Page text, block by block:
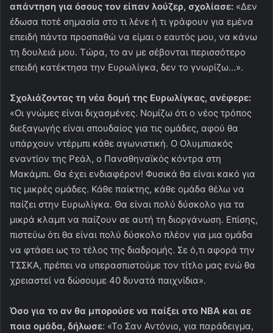
απάντηση για όσους τον είπαν λούζερ, σχολίασε: «Δεν
έδωσα ποτέ σημασία στο τι λένε ή τι γράφουν για εμένα
επειδή πάντα προσπαθώ να είμαι ο εαυτός μου, να κάνω
τη δουλειά μου. Τώρα, το αν με σέβονται περισσότερο
επειδή κατέκτησα την Ευρωλίγκα, δεν το γνωρίζω…».
Σχολιάζοντας τη νέα δομή της Ευρωλίγκας, ανέφερε:
«Οι γνώμες είναι διχασμένες. Νομίζω ότι ο νέος τρόπος
διεξαγωγής είναι σπουδαίος για τις ομάδες, αφού θα
υπάρχουν ντέρμπι κάθε αγωνιστική. Ο Ολυμπιακός
εναντίον της Ρεάλ, ο Παναθηναϊκός κόντρα στη
Μακάμπι. Θα έχει ενδιαφέρον! Φυσικά θα είναι κακό για
τις μικρές ομάδες. Κάθε παίκτης, κάθε ομάδα θέλω να
παίζει στην Ευρωλίγκα. Θα είναι πολύ δύσκολο για τα
μικρά κλαμπ να παίζουν σε αυτή τη διοργάνωση. Επίσης,
πιστεύω ότι θα είναι πολύ δύσκολο πλέον για μια ομάδα
να φτάσει ως το τέλος της διαδρομής. Σε ό,τι αφορά την
ΤΣΣΚΑ, πρέπει να υπερασπιστούμε τον τίτλο μας ενώ θα
χρειαστεί να δώσουμε 40 δυνατά παιχνίδια».
Όσο για το αν θα μπορούσε να παίξει στο ΝΒΑ και σε
ποια ομάδα, δήλωσε: «Το Σαν Αντόνιο, για παράδειγμα,